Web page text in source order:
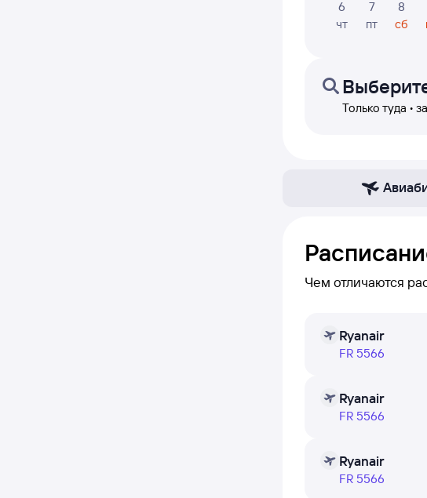
6
чт
7
пт
8
сб
Только туда •
Чем отличаются
сможете его
ежедневный).
несколько дней.
Чтобы проверить,
В таблице вы
Ryanair
FR 5566
Ryanair
FR 5566
Ryanair
FR 5566